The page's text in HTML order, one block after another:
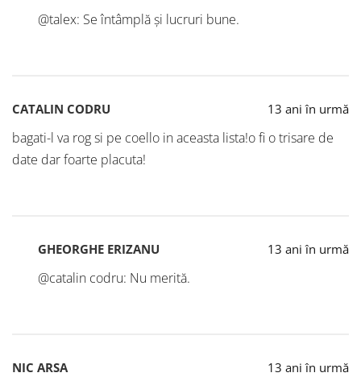
@talex: Se întâmplă și lucruri bune.
CATALIN CODRU 13 ani în urmă
bagati-l va rog si pe coello in aceasta lista!o fi o trisare de
date dar foarte placuta!
GHEORGHE ERIZANU 13 ani în urmă
@catalin codru: Nu merită.
NIC ARSA 13 ani în urmă